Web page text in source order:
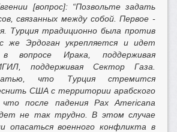
[вопрос]: “Позвольте задать
связанных между собой. Первое -
Турция традиционно была против
же Эрдоган укрепляется и идет
Ирака, поддерживая
поддерживая Сектор Газа.
что Турция стремится
США с территории арабского
после падения Pax Americana
не так трудно. В этом случае
опасаться военного конфликта в